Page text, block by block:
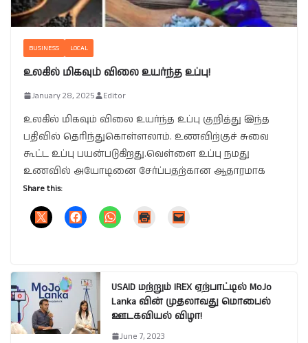
BUSINESS LOCAL
உலகில் மிகவும் விலை உயர்ந்த உப்பு!
January 28, 2025 Editor
உலகில் மிகவும் விலை உயர்ந்த உப்பு குறித்து இந்த
பதிவில் தெரிந்துகொள்ளலாம். உணவிற்குச் சுவை
கூட்ட உப்பு பயன்படுகிறது.வெள்ளை உப்பு நமது
உணவில் அயோடினை சேர்ப்பதற்கான ஆதாரமாக
Share this:
USAID மற்றும் IREX ஏற்பாட்டில் MoJo
Lanka வின் முதலாவது மொபைல்
ஊடகவியல் விழா!
June 7, 2023